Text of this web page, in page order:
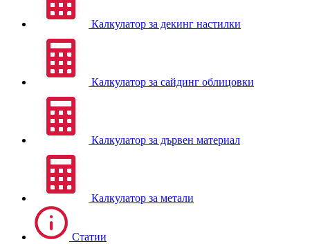
Калкулатор за декинг настилки
Калкулатор за сайдинг облицовки
Калкулатор за дървен материал
Калкулатор за метали
Статии